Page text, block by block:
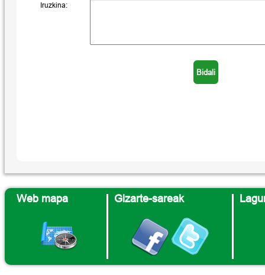
Iruzkina:
Web mapa Gizarte-sareak